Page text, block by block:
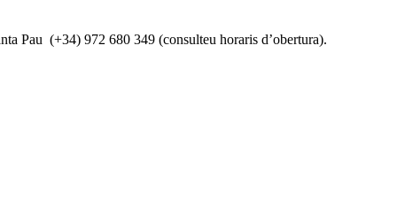
Pau (+34) 972 680 349 (consulteu horaris d’obertura).